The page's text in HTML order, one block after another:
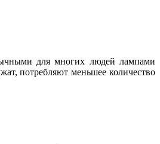
для многих людей лампами
потребляют меньшее количество